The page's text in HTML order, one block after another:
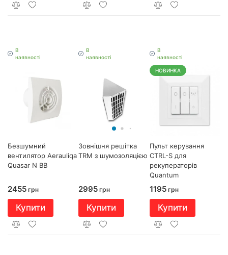
В
наявності
Безшумний
вентилятор Aerauliqa
Quasar N BB
2455 грн
Купити
В
наявності
Зовнішня решітка
TRM з шумозоляцією
2995 грн
Купити
В
наявності
НОВИНКА
Пульт керування
CTRL-S для
рекуператорів
Quantum
1195грн
Купити